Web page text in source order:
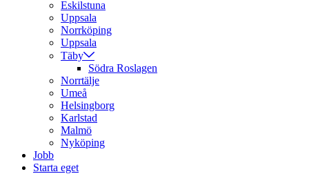
Eskilstuna
Uppsala
Norrköping
Uppsala
Täby
Södra Roslagen
Norrtälje
Umeå
Helsingborg
Karlstad
Malmö
Nyköping
Jobb
Starta eget